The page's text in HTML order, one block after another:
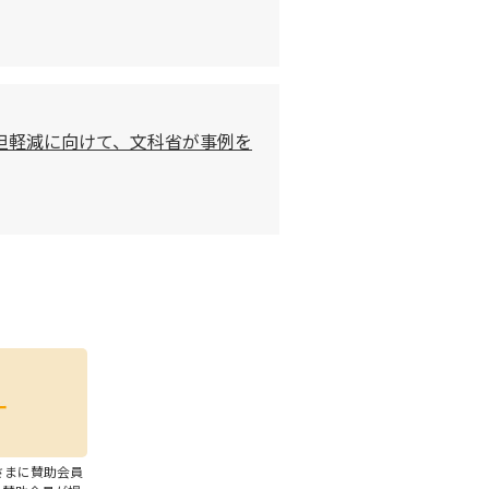
減に向けて、文科省が事例を
に賛助会員